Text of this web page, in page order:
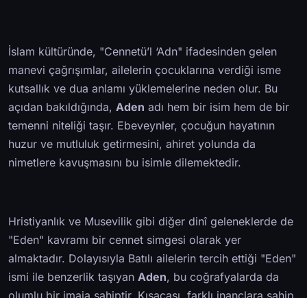
İslam kültüründe, "Cennetü’l ‘Adn" ifadesinden gelen
manevi çağrışımlar, ailelerin çocuklarına verdiği isme
kutsallık ve dua anlamı yüklemelerine neden olur. Bu
açıdan bakıldığında, Aden adı hem bir isim hem de bir
temenni niteliği taşır. Ebeveynler, çocuğun hayatının
huzur ve mutluluk getirmesini, ahiret yolunda da
nimetlere kavuşmasını bu isimle dilemektedir.
Hristiyanlık ve Musevilik gibi diğer dinî geleneklerde de
"Eden" kavramı bir cennet simgesi olarak yer
almaktadır. Dolayısıyla Batılı ailelerin tercih ettiği "Eden"
ismi ile benzerlik taşıyan Aden, bu coğrafyalarda da
olumlu bir imaja sahiptir. Kısacası, farklı inançlara sahip